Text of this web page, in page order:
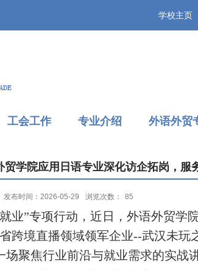
学校主页
工会工作 专业介绍 外语外贸
贸学院应用日语专业深化访企拓岗，服
发布时间：2026-05-29 浏览次数： 85
业”专项行动，近日，外语外贸学
跨境直播领域领军企业--武汉未玩
聚焦行业前沿与就业需求的实战讲